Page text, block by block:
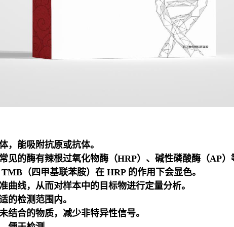
，能吸附抗原或抗体。
见的酶有辣根过氧化物酶（HRP）、碱性磷酸酶（AP）
（四甲基联苯胺）在 HRP 的作用下会显色。
线，从而对样本中的目标物进行定量分析。
的检测范围内。
结合的物质，减少非特异性信号。